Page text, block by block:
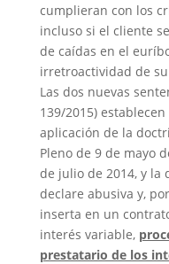
cumplieran con los
incluso si el cliente
de caídas en el
irretroactividad de
Las dos nuevas
139/2015)
aplicación de la
Pleno de 9 de mayo
de julio de 2014, y la
declare abusiva y,
inserta en un
interés variable,
prestatario de los